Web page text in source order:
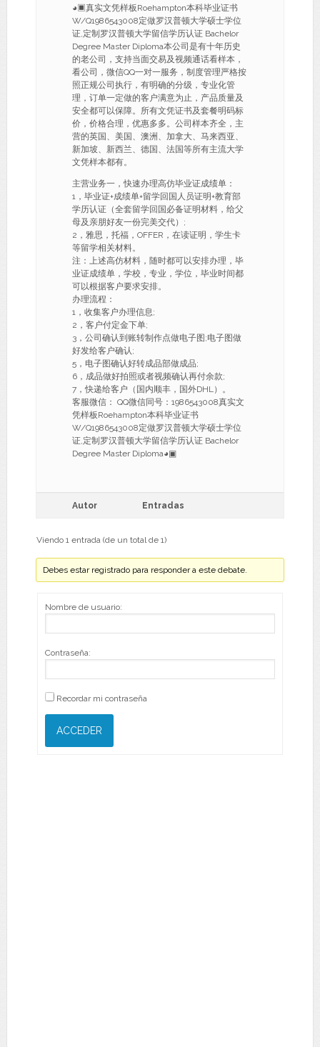
◕▣真实文凭样板Roehampton本科毕业证书
W/Q1986543008定做罗汉普顿大学硕士学位
证,定制罗汉普顿大学留信学历认证 Bachelor
Degree Master Diploma本公司是有十年历史
的老公司，支持当面交易及视频通话看样本，
看公司，微信QQ一对一服务，制度管理严格按
照正规公司执行，有明确的分级，专业化管
理，订单一定做的客户满意为止，产品质量及
安全都可以保障。所有文凭证书及套餐明码标
价，价格合理，优惠多多。公司样本齐全，主
营的英国、美国、澳洲、加拿大、马来西亚、
新加坡、新西兰、德国、法国等所有主流大学
文凭样本都有。
主营业务一，快速办理高仿毕业证成绩单：
1，毕业证+成绩单+留学回国人员证明+教育部
学历认证（全套留学回国必备证明材料，给父
母及亲朋好友一份完美交代）;
2，雅思，托福，OFFER，在读证明，学生卡
等留学相关材料。
注：上述高仿材料，随时都可以安排办理，毕
业证成绩单，学校，专业，学位，毕业时间都
可以根据客户要求安排。
办理流程：
1，收集客户办理信息;
2，客户付定金下单;
3，公司确认到账转制作点做电子图;电子图做
好发给客户确认;
5，电子图确认好转成品部做成品;
6，成品做好拍照或者视频确认再付余款;
7，快递给客户（国内顺丰，国外DHL）。
客服微信： QQ微信同号：1986543008真实文
凭样板Roehampton本科毕业证书
W/Q1986543008定做罗汉普顿大学硕士学位
证,定制罗汉普顿大学留信学历认证 Bachelor
Degree Master Diploma◕▣
Autor Entradas
Viendo 1 entrada (de un total de 1)
Debes estar registrado para responder a este debate.
Nombre de usuario:
Contraseña:
Recordar mi contraseña
ACCEDER